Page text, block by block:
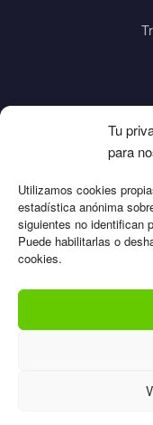
Tu
para
Utilizamos cookies
estadística anónima
siguientes no identifican
Puede habilitarlas o
cookies.